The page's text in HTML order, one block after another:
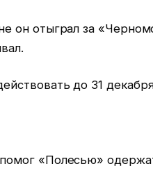
он отыграл за
до 31
«Полесью»